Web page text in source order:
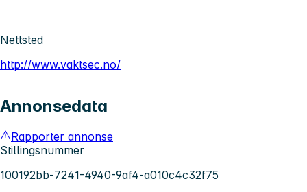
Nettsted
http://www.vaktsec.no/
Annonsedata
Rapporter annonse
Stillingsnummer
100192bb-7241-4940-9af4-a010c4c32f75